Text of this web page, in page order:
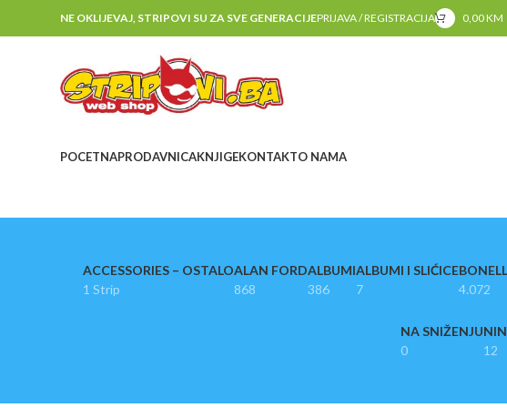
NE OKLIJEVAJ, STRIPOVI SU ZA SVE GENERACIJEPRIJAVA / REGISTRACIJA 0,00KM
POCETNAPRODAVNICAKNJIGEKONTAKTO NAMA
ACCESSORIES – OSTALO
1 Strip
ALAN FORD
868
ALBUMI
386
ALBUMI I SLIĆICE
7
4.072
NA SNIŽENJU
0
12